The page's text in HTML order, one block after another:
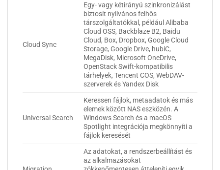
Cloud Sync
Egy- vagy kétirányú szinkronizálást
biztosít nyilvános felhős
társzolgáltatókkal, például Alibaba
Cloud OSS, Backblaze B2, Baidu
Cloud, Box, Dropbox, Google Cloud
Storage, Google Drive, hubiC,
MegaDisk, Microsoft OneDrive,
OpenStack Swift-kompatibilis
tárhelyek, Tencent COS, WebDAV-
szerverek és Yandex Disk
Universal Search
Keressen fájlok, metaadatok és más
elemek között NAS eszközén. A
Windows Search és a macOS
Spotlight integrációja megkönnyíti a
fájlok keresését
Az adatokat, a rendszerbeállítást és
az alkalmazásokat